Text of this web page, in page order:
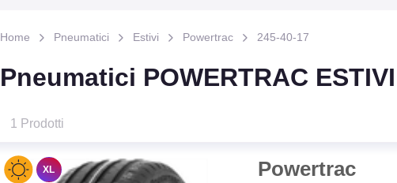
Home Pneumatici Estivi Powertrac 245-40-17
Pneumatici POWERTRAC
1 Prodotti
XL
Powertrac